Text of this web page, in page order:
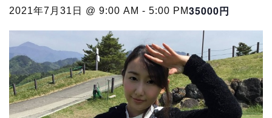
2021年7月31日 @ 9:00 AM - 5:00 PM35000円